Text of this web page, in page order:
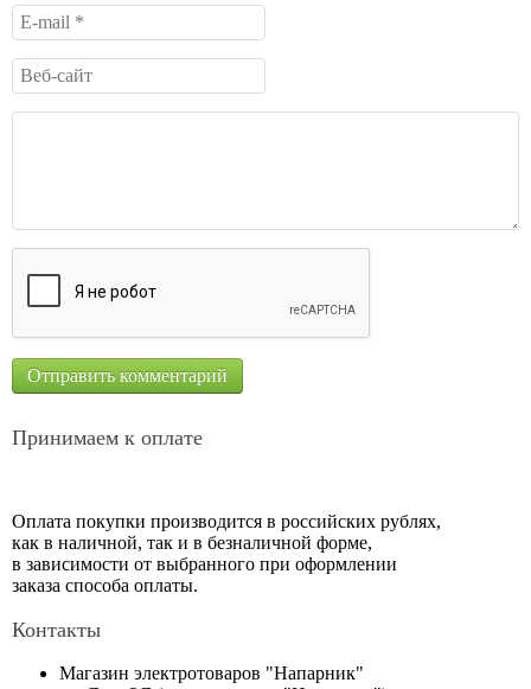
Принимаем к оплате
Оплата покупки производится в российских рублях,
как в наличной, так и в безналичной форме,
в зависимости от выбранного при оформлении
заказа способа оплаты.
Контакты
Магазин электротоваров "Напарник"